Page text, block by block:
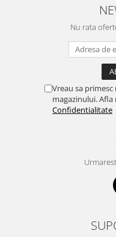
Nu rata
Vreau sa
magazinului.
Confidentialitate